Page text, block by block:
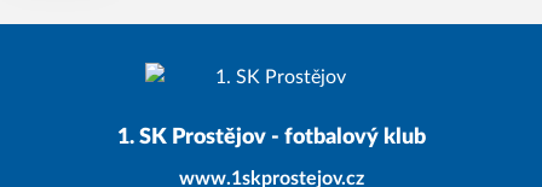
1. SK Prostějov - fotbalový klub
www.1skprostejov.cz